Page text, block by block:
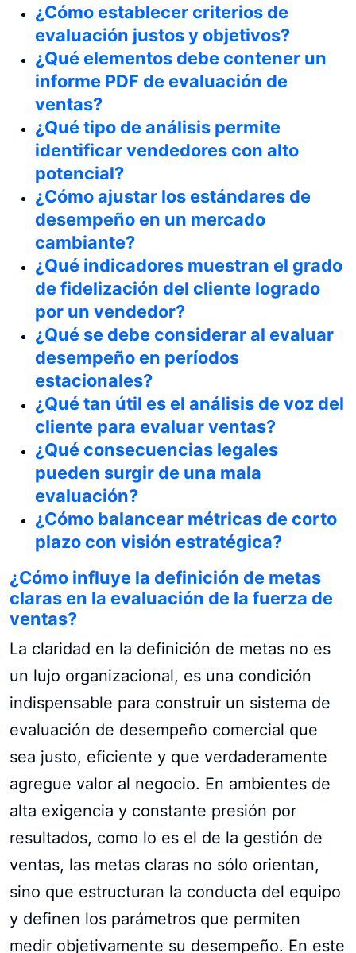
¿Cómo establecer criterios de
evaluación justos y objetivos?
¿Qué elementos debe contener un
informe PDF de evaluación de
ventas?
¿Qué tipo de análisis permite
identificar vendedores con alto
potencial?
¿Cómo ajustar los estándares de
desempeño en un mercado
cambiante?
¿Qué indicadores muestran el grado
de fidelización del cliente logrado
por un vendedor?
¿Qué se debe considerar al evaluar
desempeño en períodos
estacionales?
¿Qué tan útil es el análisis de voz del
cliente para evaluar ventas?
¿Qué consecuencias legales
pueden surgir de una mala
evaluación?
¿Cómo balancear métricas de corto
plazo con visión estratégica?
¿Cómo influye la definición de metas
claras en la evaluación de la fuerza de
ventas?
La claridad en la definición de metas no es
un lujo organizacional, es una condición
indispensable para construir un sistema de
evaluación de desempeño comercial que
sea justo, eficiente y que verdaderamente
agregue valor al negocio. En ambientes de
alta exigencia y constante presión por
resultados, como lo es el de la gestión de
ventas, las metas claras no sólo orientan,
sino que estructuran la conducta del equipo
y definen los parámetros que permiten
medir objetivamente su desempeño. En este